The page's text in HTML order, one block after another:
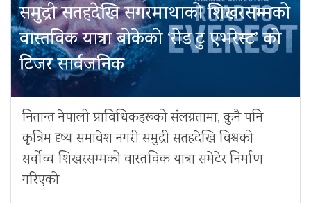
समुद्री सतहदेखि सगरमाथाको शिखरसम्मको
वास्तविक यात्रा बोकेको ‘रोड टु एभरेस्ट’ को
टिजर सार्वजनिक
नितान्त नेपाली प्राविधिकहरूको संलग्नतामा, कुनै पनि
कृत्रिम दृष्य समावेश नगरी समुद्री सतहदेखि विश्वको
सर्वोच्च शिखरसम्मको वास्तविक यात्रा समेटेर निर्माण
गरिएको